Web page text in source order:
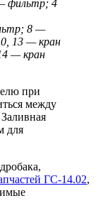
фильтр; 4
8 —
13 — кран
— кран
при
между
для
ГС-14.02,